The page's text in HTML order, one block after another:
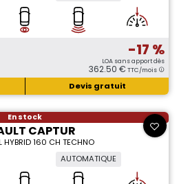
-17 %
LOA sans apport dès
362.50 € TTC/mois
Devis gratuit
En stock
CAPTUR
HYBRID 160 CH TECHNO
AUTOMATIQUE